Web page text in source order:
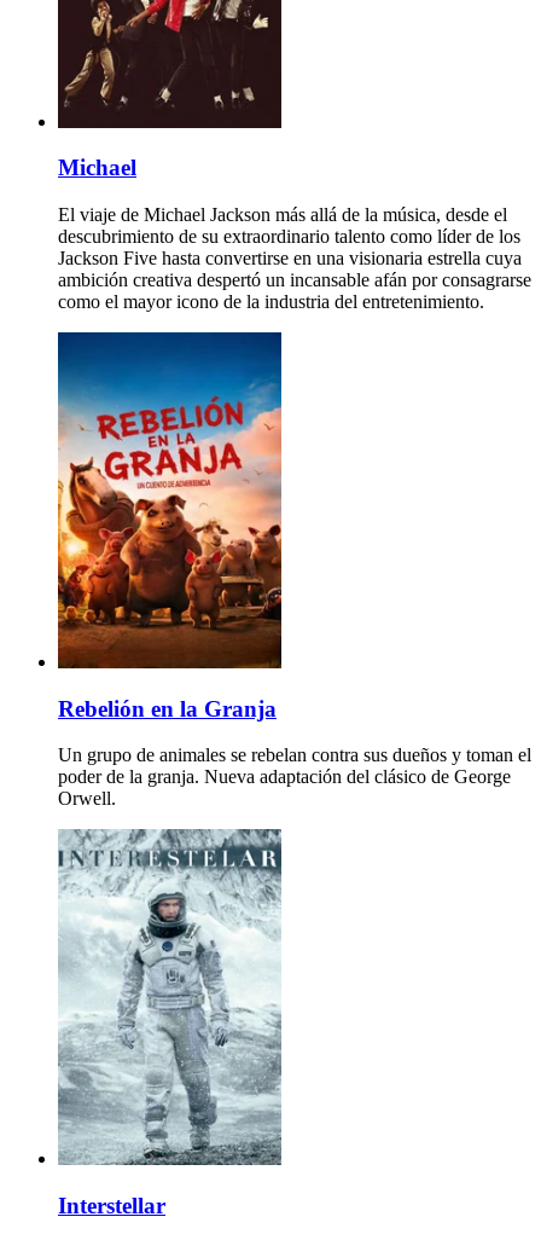
Michael
El viaje de Michael Jackson más allá de la música, desde el
descubrimiento de su extraordinario talento como líder de los
Jackson Five hasta convertirse en una visionaria estrella cuya
ambición creativa despertó un incansable afán por consagrarse
como el mayor icono de la industria del entretenimiento.
Rebelión en la Granja
Un grupo de animales se rebelan contra sus dueños y toman el
poder de la granja. Nueva adaptación del clásico de George
Orwell.
Interstellar